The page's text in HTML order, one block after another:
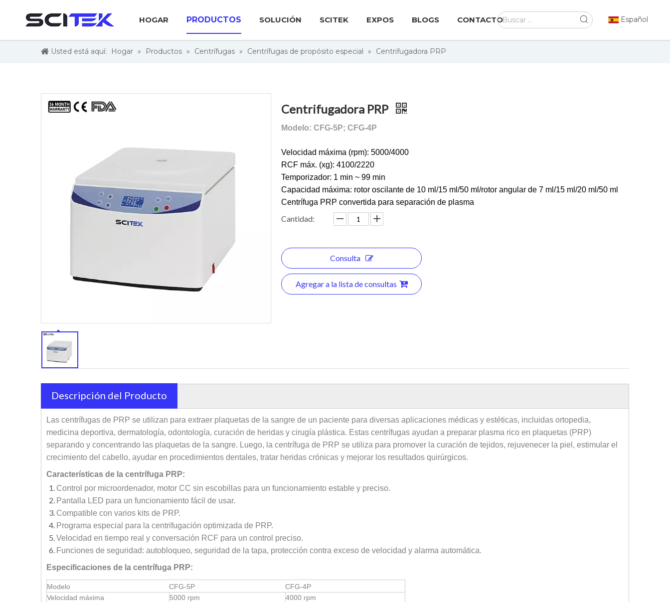
HOGAR PRODUCTOS SOLUCIÓN SCITEK EXPOS BLOGS CONTACTO Español
Usted está aquí: Hogar » Productos » Centrífugas » Centrífugas de propósito especial » Centrifugadora PRP
Centrifugadora PRP
Modelo: CFG-5P; CFG-4P
Velocidad máxima (rpm): 5000/4000
RCF máx. (xg): 4100/2220
Temporizador: 1 min ~ 99 min
Capacidad máxima: rotor oscilante de 10 ml/15 ml/50 ml/rotor angular de 7 ml/15 ml/20 ml/50 ml
Centrífuga PRP convertida para separación de plasma
Cantidad:
Consulta
Agregar a la lista de consultas
Descripción del Producto
Las centrífugas de PRP se utilizan para extraer plaquetas de la sangre de un paciente para diversas aplicaciones médicas y estéticas, incluidas ortopedia,
medicina deportiva, dermatología, odontología, curación de heridas y cirugía plástica. Estas centrífugas ayudan a preparar plasma rico en plaquetas (PRP)
separando y concentrando las plaquetas de la sangre. Luego, la centrífuga de PRP se utiliza para promover la curación de tejidos, rejuvenecer la piel, estimular el
crecimiento del cabello, ayudar en procedimientos dentales, tratar heridas crónicas y mejorar los resultados quirúrgicos.
Características de la centrífuga PRP:
Control por microordenador, motor CC sin escobillas para un funcionamiento estable y preciso.
Pantalla LED para un funcionamiento fácil de usar.
Compatible con varios kits de PRP.
Programa especial para la centrifugación optimizada de PRP.
Velocidad en tiempo real y conversación RCF para un control preciso.
Funciones de seguridad: autobloqueo, seguridad de la tapa, protección contra exceso de velocidad y alarma automática.
Especificaciones de la centrífuga PRP:
Modelo CFG-5P
CFG-4P
Velocidad máxima
5000 rpm
4000 rpm